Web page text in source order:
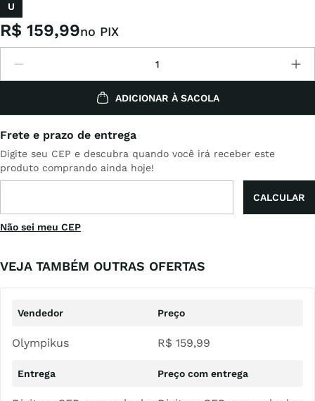
U
R$ 159,99no PIX
ADICIONAR À SACOLA
Não sei meu CEP
VEJA TAMBÉM OUTRAS OFERTAS
Olympikus R$ 159,99